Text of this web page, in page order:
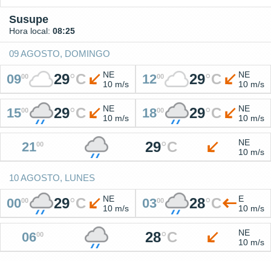
Susupe
Hora local: 08:25
09 AGOSTO, DOMINGO
0900 29°C
NE
10 m/s
1200 29°C
NE
10 m/s
1500 29°C
NE
10 m/s
1800 29°C
NE
10 m/s
2100 29°C
NE
10 m/s
10 AGOSTO, LUNES
0000 29°C
NE
10 m/s
0300 28°C
E
10 m/s
0600 28°C
NE
10 m/s